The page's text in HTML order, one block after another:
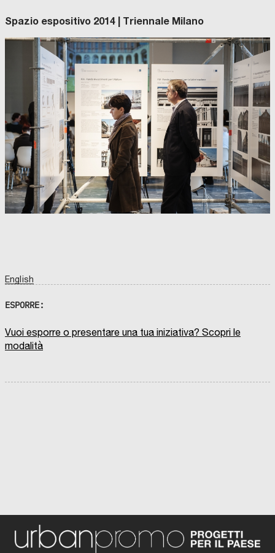
Spazio espositivo 2014 | Triennale Milano
English
ESPORRE:
Vuoi esporre o presentare una tua iniziativa? Scopri le
modalità